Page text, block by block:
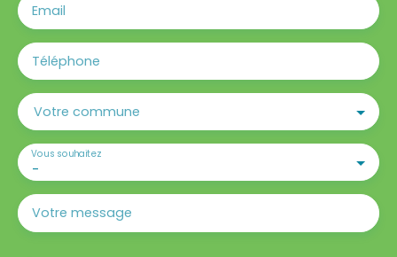
Email
Téléphone
Votre commune
-
Vous souhaitez
Votre message